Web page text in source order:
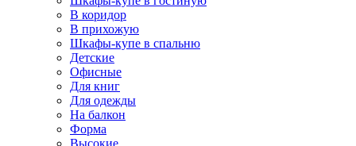
В коридор
В прихожую
Шкафы-купе в спальню
Детские
Офисные
Для книг
Для одежды
На балкон
Форма
Высокие